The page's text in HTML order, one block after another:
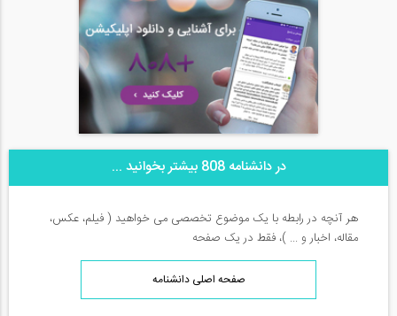
در دانشنامه 808 بیشتر بخوانید ...
هر آنچه در رابطه با یک موضوع تخصصی می خواهید ( فیلم، عکس،
مقاله، اخبار و ... )، فقط در یک صفحه
صفحه اصلی دانشنامه